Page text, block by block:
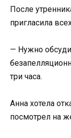
После
пригласила
— Нужно
три часа.
Анна хотела
посмотрел на